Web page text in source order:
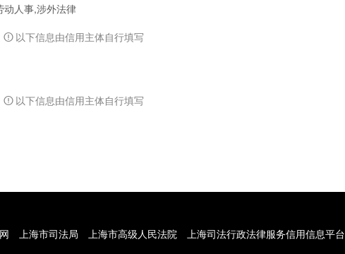
动人事,涉外法律
以下信息由信用主体自行填写
以下信息由信用主体自行填写
上海市司法局 上海市高级人民法院 上海司法行政法律服务信用信息平台